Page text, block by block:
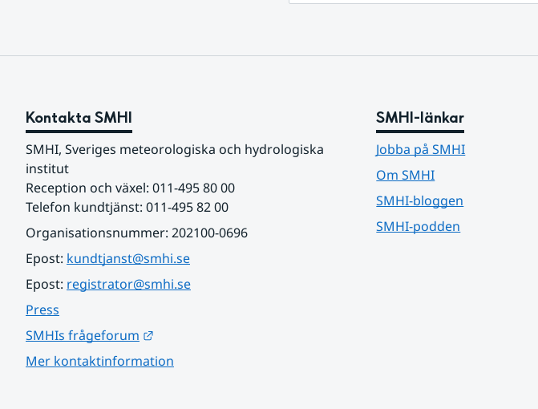
Kontakta SMHI
SMHI, Sveriges meteorologiska och hydrologiska
institut
Reception och växel: 011-495 80 00
Telefon kundtjänst: 011-495 82 00
Organisationsnummer: 202100-0696
Epost: kundtjanst@smhi.se
Epost: registrator@smhi.se
Press
SMHIs frågeforum
Mer kontaktinformation
SMHI-länkar
Jobba på SMHI
Om SMHI
SMHI-bloggen
SMHI-podden